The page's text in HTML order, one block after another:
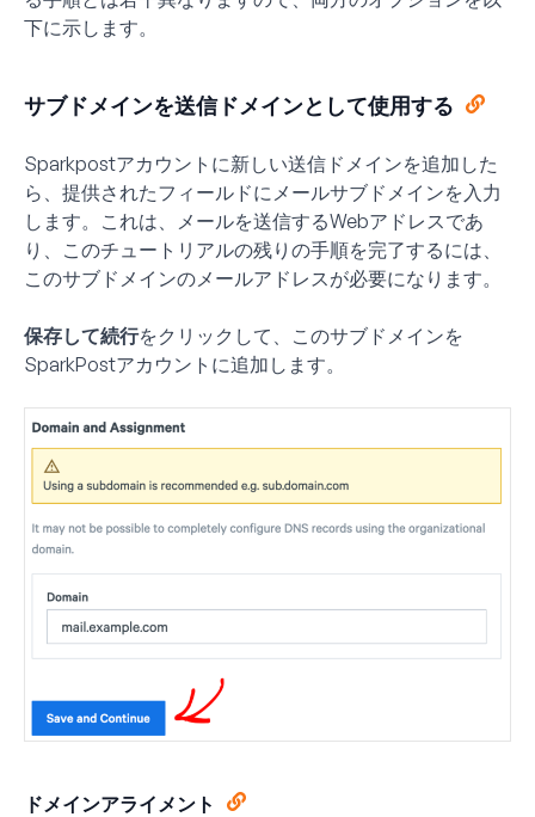
下に示します。
サブドメインを送信ドメインとして使用する
Sparkpostアカウントに新しい送信ドメインを追加した
ら、提供されたフィールドにメールサブドメインを入力
します。これは、メールを送信するWebアドレスであ
り、このチュートリアルの残りの手順を完了するには、
このサブドメインのメールアドレスが必要になります。
保存して続行をクリックして、このサブドメインを
SparkPostアカウントに追加します。
ドメインアライメント